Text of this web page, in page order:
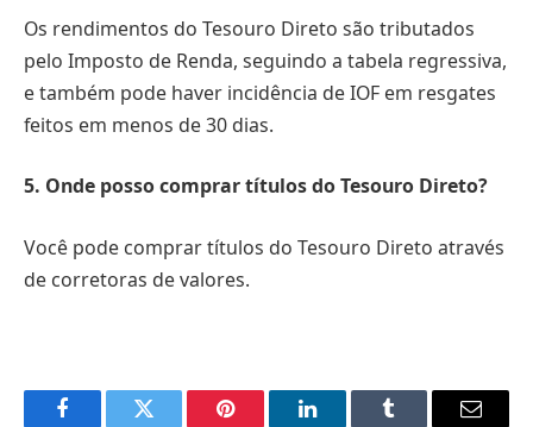
Os rendimentos do Tesouro Direto são tributados
pelo Imposto de Renda, seguindo a tabela regressiva,
e também pode haver incidência de IOF em resgates
feitos em menos de 30 dias.
5. Onde posso comprar títulos do Tesouro Direto?
Você pode comprar títulos do Tesouro Direto através
de corretoras de valores.